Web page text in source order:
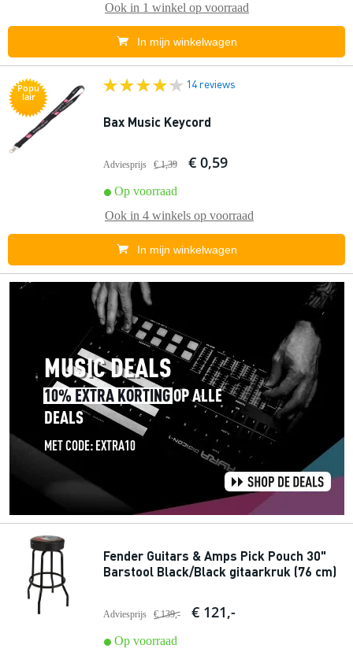
Ook in 1 winkel op voorraad
In mijn winkelwagen
Popu
lair
14 reviews
Bax Music Keycord
Adviesprijs € 1,39 € 0,59
Op voorraad
Ook in 4 winkels op voorraad
In mijn winkelwagen
Fender Guitars & Amps Pick Pouch 30"
Barstool Black/Black gitaarkruk (76 cm)
Adviesprijs € 139,- € 121,-
Op voorraad